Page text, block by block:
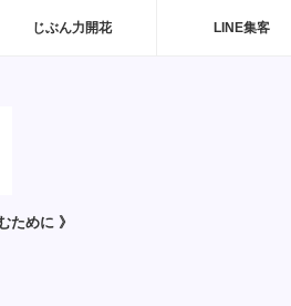
じぶん力開花 LINE集客
ために 》